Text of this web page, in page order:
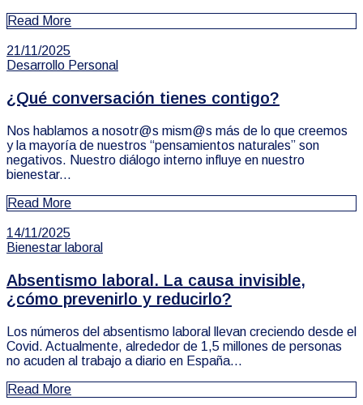
Read More
21/11/2025
Desarrollo Personal
¿Qué conversación tienes contigo?
Nos hablamos a nosotr@s mism@s más de lo que creemos
y la mayoría de nuestros “pensamientos naturales” son
negativos. Nuestro diálogo interno influye en nuestro
bienestar...
Read More
14/11/2025
Bienestar laboral
Absentismo laboral. La causa invisible,
¿cómo prevenirlo y reducirlo?
Los números del absentismo laboral llevan creciendo desde el
Covid. Actualmente, alrededor de 1,5 millones de personas
no acuden al trabajo a diario en España...
Read More